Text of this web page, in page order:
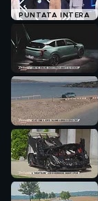
PUNTATA INTERA